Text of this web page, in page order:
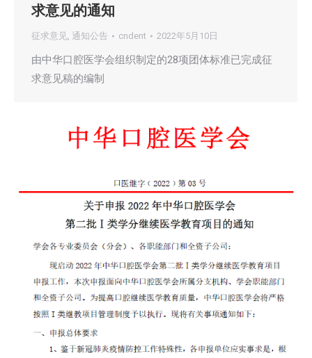
求意见的通知
征求意见, 通知公告 cndent 2022年5月10日
由中华口腔医学会组织制定的28项团体标准已完成征
求意见稿的编制